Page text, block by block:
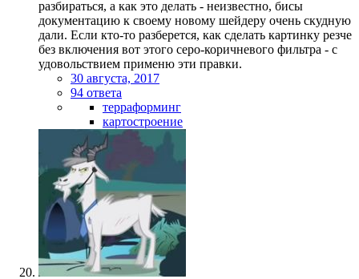
разбираться, а как это делать - неизвестно, бисы
документацию к своему новому шейдеру очень скудную
дали. Если кто-то разберется, как сделать картинку резче
без включения вот этого серо-коричневого фильтра - с
удовольствием применю эти правки.
30 августа, 2017
94 ответа
терраформинг
картостроение